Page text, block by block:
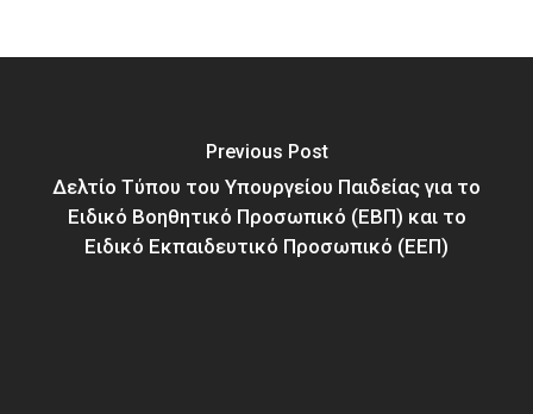
Previous Post
Δελτίο Τύπου του Υπουργείου Παιδείας για το
Ειδικό Βοηθητικό Προσωπικό (ΕΒΠ) και το
Ειδικό Εκπαιδευτικό Προσωπικό (ΕΕΠ)